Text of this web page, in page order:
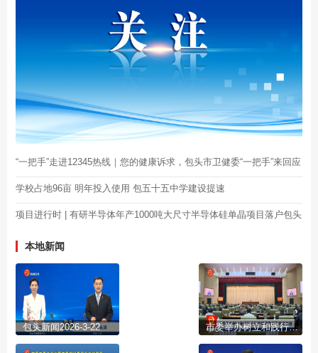
“一把手”走进12345热线｜您的健康诉求，包头市卫健委“一把手”来回应
学校占地96亩 明年投入使用 包五十五中学建设提速
项目进行时 | 有研半导体年产1000吨大尺寸半导体硅单晶项目落户包头
本地新闻
包头新闻2026-3-22 市委举办树立和践行正确政绩观学习教育读书班